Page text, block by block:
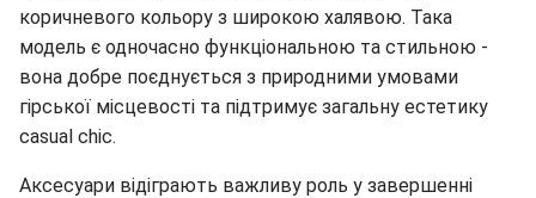
коричневого кольору з широкою халявою. Така
модель є одночасно функціональною та стильною -
вона добре поєднується з природними умовами
гірської місцевості та підтримує загальну естетику
casual chic.
Аксесуари відіграють важливу роль у завершенні